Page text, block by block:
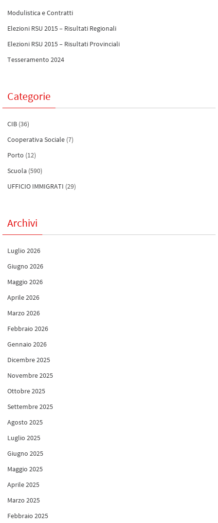
Modulistica e Contratti
Elezioni RSU 2015 – Risultati Regionali
Elezioni RSU 2015 – Risultati Provinciali
Tesseramento 2024
Categorie
CIB (36)
Cooperativa Sociale (7)
Porto (12)
Scuola (590)
UFFICIO IMMIGRATI (29)
Archivi
Luglio 2026
Giugno 2026
Maggio 2026
Aprile 2026
Marzo 2026
Febbraio 2026
Gennaio 2026
Dicembre 2025
Novembre 2025
Ottobre 2025
Settembre 2025
Agosto 2025
Luglio 2025
Giugno 2025
Maggio 2025
Aprile 2025
Marzo 2025
Febbraio 2025